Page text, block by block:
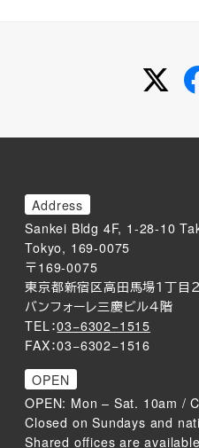
Address
Sankei Bldg 4F, 1-28-10
Tokyo, 169-0075
〒169-0075
東京都新宿区高田馬場１丁目２
バンフォーレ三慶ビル４階
TEL：03−6302−1515
FAX：03−6302−1516
OPEN
OPEN: Mon – Sat. 10am /
Closed on Sundays and
Shared offices are